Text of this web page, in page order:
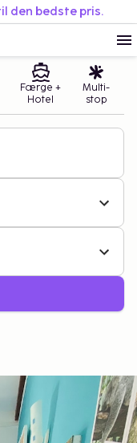
den bedste pris.
Færge +
Hotel
Multi-
stop